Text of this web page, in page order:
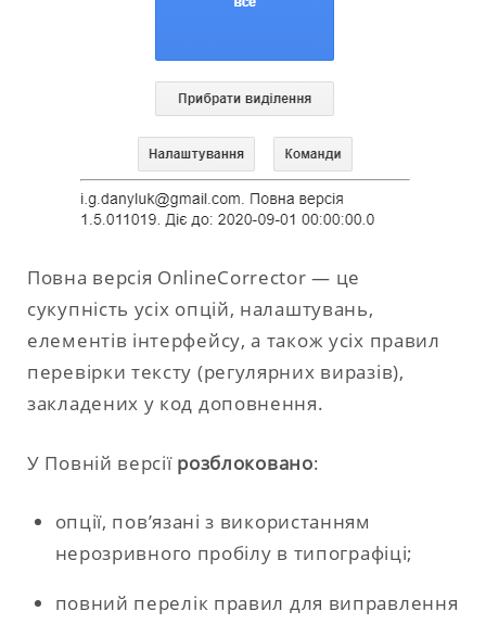
Повна версія OnlineCorrector — це
сукупність усіх опцій, налаштувань,
елементів інтерфейсу, а також усіх правил
перевірки тексту (регулярних виразів),
закладених у код доповнення.
У Повній версії розблоковано:
опції, пов’язані з використанням
нерозривного пробілу в типографіці;
повний перелік правил для виправлення